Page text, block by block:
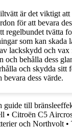
är det viktigt att
för att bevara
regelbundet tvätta
som kan skada
lackskydd och
och behålla dess
och skydda sitt
bevara dess värde.
guide till
• Citroën C5
och Northvolt•